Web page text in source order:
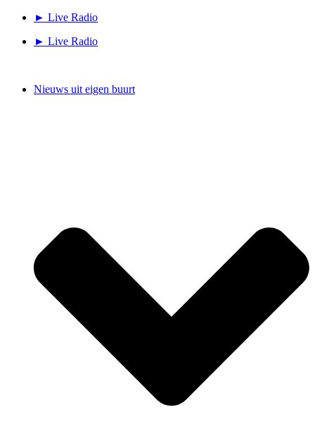
► Live Radio
► Live Radio
Nieuws uit eigen buurt